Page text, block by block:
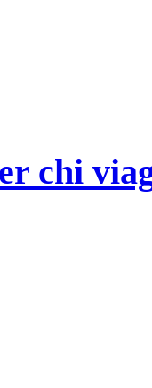
chi